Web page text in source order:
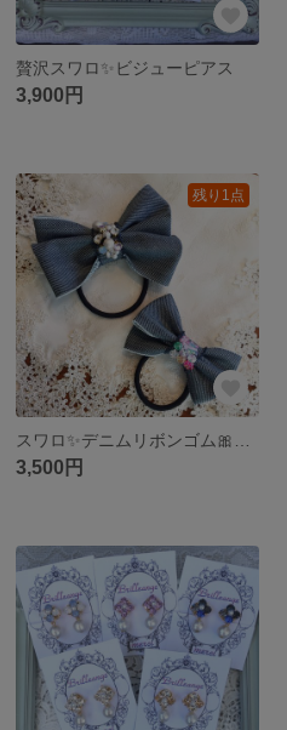
贅沢スワロ✨ビジューピアス
3,900円
残り1点
3,500円